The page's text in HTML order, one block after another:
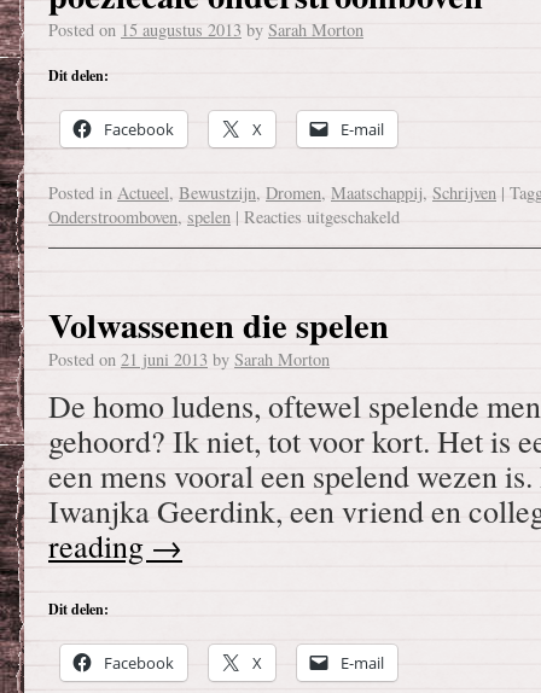
Posted on 15 augustus 2013 by Sarah Morton
Dit delen:
Facebook X E-mail
Posted in Actueel, Bewustzijn, Dromen, Maatschappij, Schrijven |
Onderstroomboven, spelen | Reacties uitgeschakeld
Volwassenen die spelen
Posted on 21 juni 2013 by Sarah Morton
De homo ludens, oftewel spelende
gehoord? Ik niet, tot voor kort. Het is
een mens vooral een spelend wezen
Iwanjka Geerdink, een vriend en
reading →
Dit delen:
Facebook X E-mail